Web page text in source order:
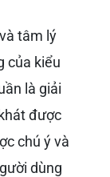
tâm lý
của kiểu
là giải
được
chú ý và
dùng